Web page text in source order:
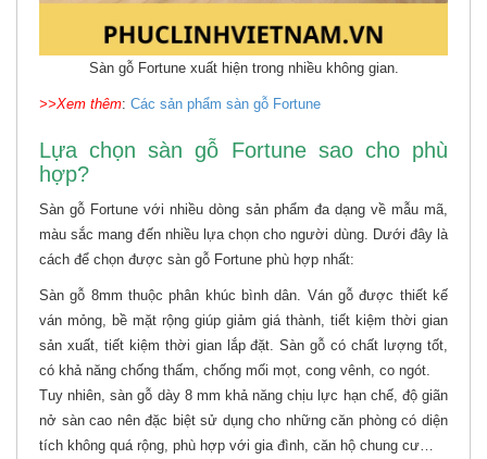
Sàn gỗ Fortune xuất hiện trong nhiều không gian.
>>Xem thêm: Các sản phẩm sàn gỗ Fortune
Lựa chọn sàn gỗ Fortune sao cho phù
hợp?
Sàn gỗ Fortune với nhiều dòng sản phẩm đa dạng về mẫu mã,
màu sắc mang đến nhiều lựa chọn cho người dùng. Dưới đây là
cách để chọn được sàn gỗ Fortune phù hợp nhất:
Sàn gỗ 8mm thuộc phân khúc bình dân. Ván gỗ được thiết kế
ván mỏng, bề mặt rộng giúp giảm giá thành, tiết kiệm thời gian
sản xuất, tiết kiệm thời gian lắp đặt. Sàn gỗ có chất lượng tốt,
có khả năng chống thấm, chống mối mọt, cong vênh, co ngót.
Tuy nhiên, sàn gỗ dày 8 mm khả năng chịu lực hạn chế, độ giãn
nở sàn cao nên đặc biệt sử dụng cho những căn phòng có diện
tích không quá rộng, phù hợp với gia đình, căn hộ chung cư…